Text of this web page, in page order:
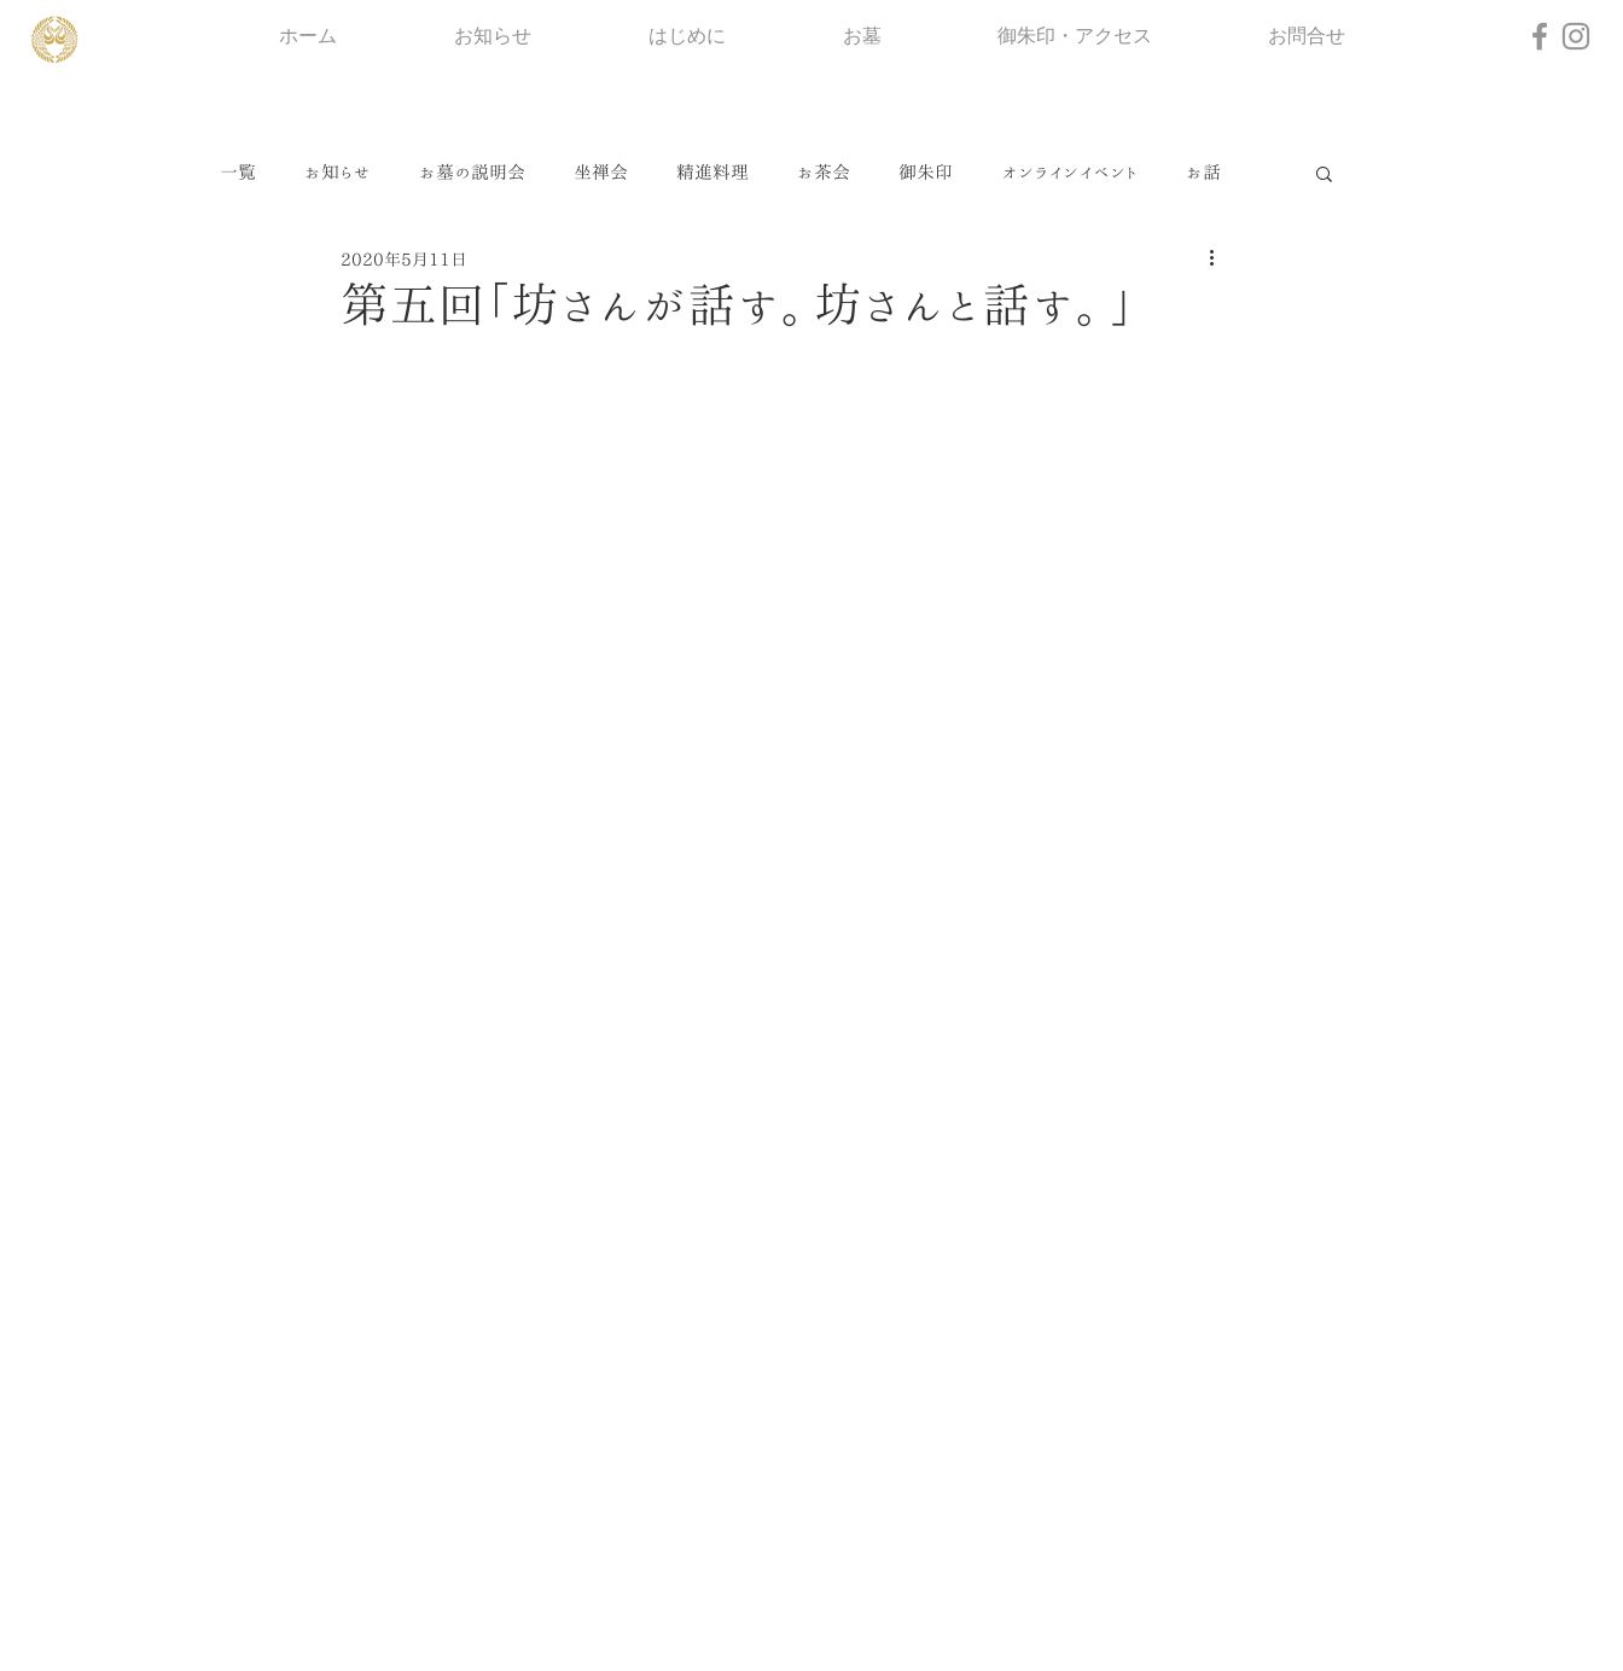
ホーム お知らせ はじめに お墓 御朱印・アクセス お問合せ
一覧 お知らせ お墓の説明会 坐禅会 精進料理 お茶会 御朱印 オンラインイベント お話
第五回「坊さんが話す。坊さんと話す。」
2020年5月11日